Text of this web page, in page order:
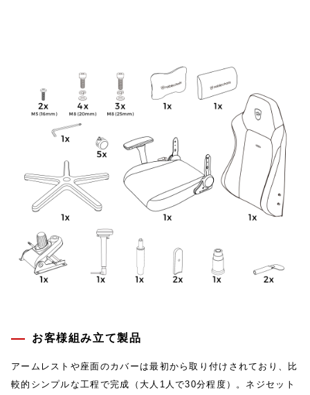
お客様組み立て製品
アームレストや座面のカバーは最初から取り付けされており、比
較的シンプルな工程で完成（大人1人で30分程度）。ネジセット